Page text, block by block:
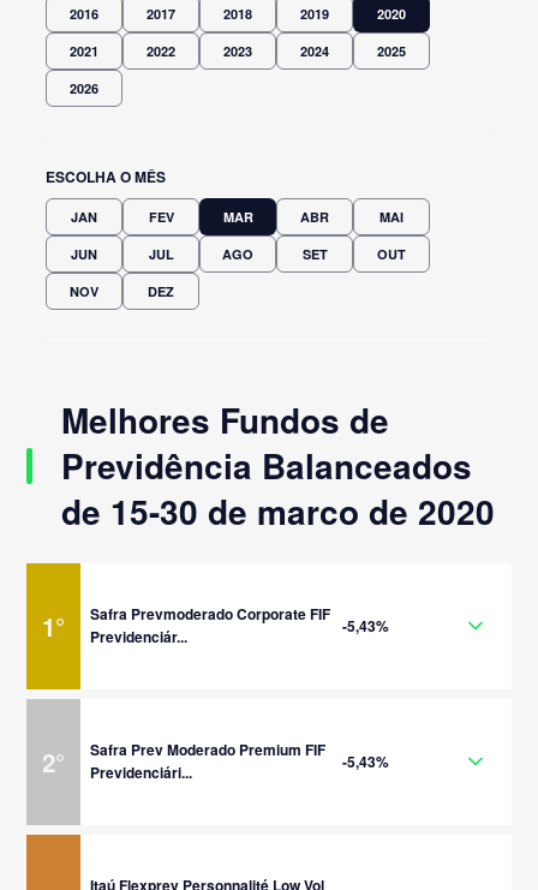
2016 2017 2018 2019 2020
2021 2022 2023 2024 2025
2026
ESCOLHA O MÊS
JAN FEV MAR ABR MAI
JUN JUL AGO SET OUT
NOV DEZ
Melhores Fundos de
Previdência Balanceados
de 15-30 de marco de 2020
1°
Safra Prevmoderado Corporate FIF
Previdenciár...
-5,43%
2°
Safra Prev Moderado Premium FIF
Previdenciári...
-5,43%
Itaú Flexprev Personnalité Low Vol